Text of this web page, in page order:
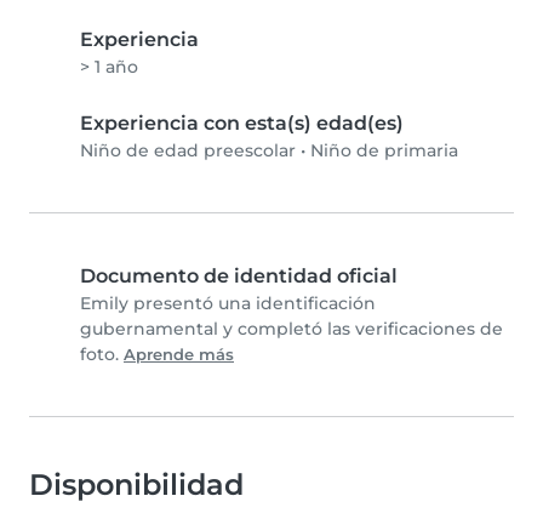
Experiencia
> 1 año
Experiencia con esta(s) edad(es)
Niño de edad preescolar • Niño de primaria
Documento de identidad oficial
Emily presentó una identificación
gubernamental y completó las verificaciones de
foto. Aprende más
Disponibilidad